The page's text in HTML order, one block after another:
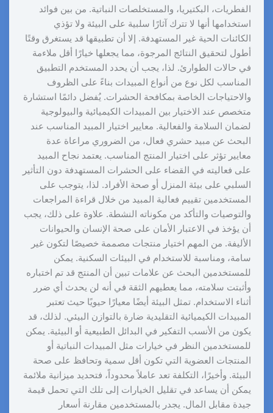
الفطريات، البكتيريا، والمستخلصات النباتية. من بين فوائد
استخدامها أنها لا تترك آثارًا سلبية على البيئة ولا تؤذي
الكائنات الحية غير المستهدفة. إلا أن تطبيقها قد يستغرق وقتًا
أطول لتحقيق النتائج المرجوة، مما يجعلها خيارًا أقل ملاءمة
في حالات الطوارئ. لذا، يجب أن يحدد المستخدم التطبيق
المناسب لكل نوع من أنواع المبيدات بناءً على الظروف
والاحتياجات الخاصة بمكافحة الحشرات. يُفضل دائمًا استشارة
متخصص عند الاختيار بين المبيدات الكيميائية والبيولوجية
لضمان السلامة والفعالية. معايير اختيار المبيد المناسب عند
البحث عن مبيد حشري فعال، من الضروري مراعاة عدة
معايير تؤثر على اختيار المنتج المناسب. يعتمد نجاح المبيد
على فعاليته في القضاء على الحشرات المستهدفة دون التأثير
السلبي على بيئة المنزل أو صحة الأفراد. لذا، يتوجب على
المستخدمين تقييم فعالية المبيد من خلال قراءة المراجعات
والتوصيات والتأكد من مكوناته النشطة. علاوة على ذلك، يجب
أن يؤخذ في الاعتبار الأمان على صحة الإنسان والحيوانات
الأليفة. من المهم اختيار منتجات مصممة خصيصًا لتكون غير
سامة، ومناسبة للاستخدام في البيئات السكنية. يمكن
للمستخدمين البحث عن علامات تبين أن المنتج قد تم اختباره
وأثبتت سلامته، مما يعطيهم الثقة في أنه لن يحدث أي ضرر
أثناء الاستخدام. تمثل البيئة أيضًا معيارًا حيويًا حيث تعتبر
المبيدات الكيميائية التقليدية ضارة بالتوازن البيئي. لذلك، قد
يكون من الأنسب التفكير في البدائل الطبيعية أو البيئية. يمكن
للمستخدمين النظر في خيارات مثل المبيدات النباتية أو
المنتجات العضوية التي تكون أقل سمية وتحافظ على صحة
البيئة. وأخيرًا، التكلفة تعد عاملاً محدوداً، فتحديد ميزانية ملائمة
يمكن أن يساعد في تقليل الخيارات إلى تلك التي تحمل قيمة
جيدة مقابل المال. يجدر بالمستخدمين مقارنة أسعار